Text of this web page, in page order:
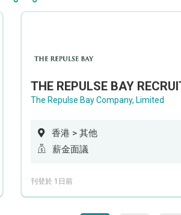
The Repulse Bay Company, Limited
香港 > 其他
薪金面議
刊登於 1日前